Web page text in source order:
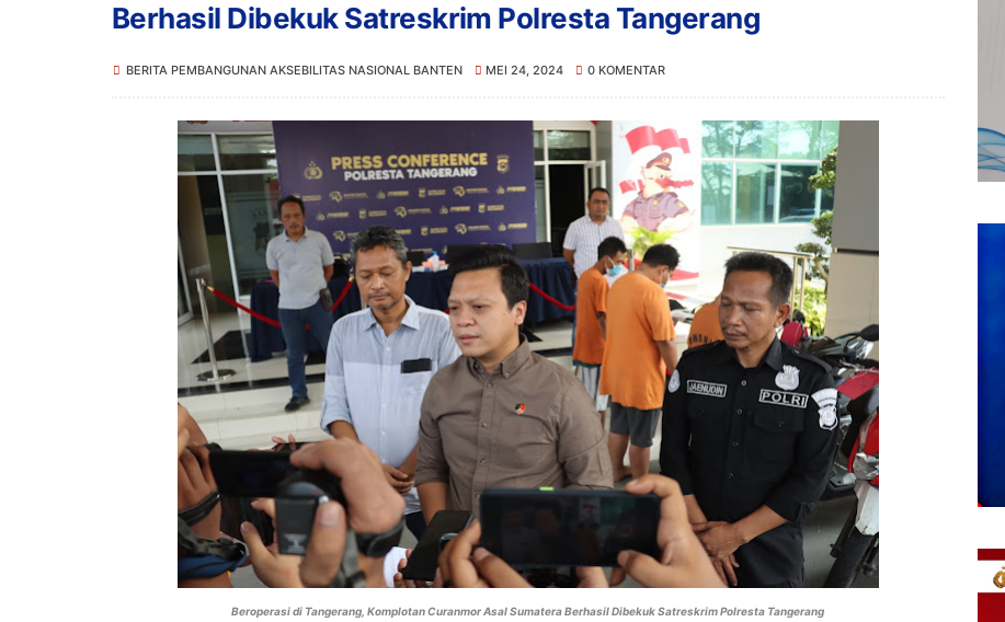
Berhasil Dibekuk Satreskrim Polresta Tangerang
BERITA PEMBANGUNAN AKSEBILITAS NASIONAL BANTEN MEI 24, 2024 0 KOMENTAR
Beroperasi di Tangerang, Komplotan Curanmor Asal Sumatera Berhasil Dibekuk Satreskrim Polresta Tangerang